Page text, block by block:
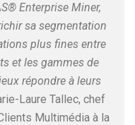
Enterprise Miner,
sa segmentation
plus fines entre
et les gammes de
répondre à leurs
Laure Tallec, chef
Multimédia à la